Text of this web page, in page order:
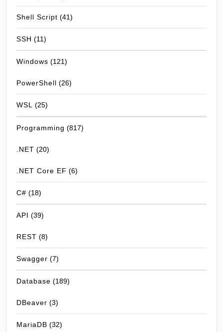
Shell Script (41)
SSH (11)
Windows (121)
PowerShell (26)
WSL (25)
Programming (817)
.NET (20)
.NET Core EF (6)
C# (18)
API (39)
REST (8)
Swagger (7)
Database (189)
DBeaver (3)
MariaDB (32)